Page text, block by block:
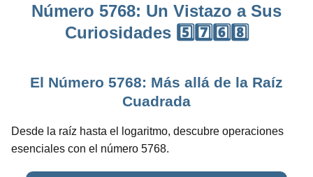
Número 5768: Un Vistazo a Sus
Curiosidades 5️⃣7️⃣6️⃣8️⃣
El Número 5768: Más allá de la Raíz
Cuadrada
Desde la raíz hasta el logaritmo, descubre operaciones
esenciales con el número 5768.